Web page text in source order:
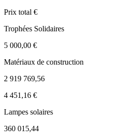
Prix total €
Trophées Solidaires
5 000,00 €
Matériaux de construction
2 919 769,56
4 451,16 €
Lampes solaires
360 015,44